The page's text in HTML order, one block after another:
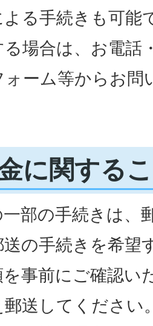
よる手続きも可能
る場合は、お電話
ォーム等からお問
に関する
一部の手続きは、
の手続きを希望
事前にご確認い
郵送してください